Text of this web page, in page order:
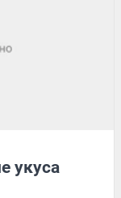
укуса